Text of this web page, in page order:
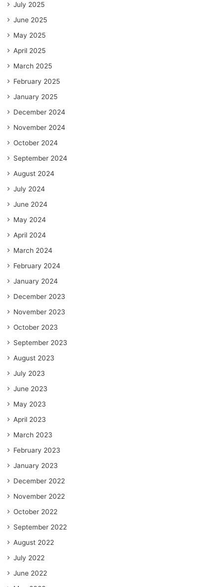
July 2025
June 2025
May 2025
April 2025
March 2025
February 2025
January 2025
December 2024
November 2024
October 2024
September 2024
August 2024
July 2024
June 2024
May 2024
April 2024
March 2024
February 2024
January 2024
December 2023
November 2023
October 2023
September 2023
August 2023
July 2023
June 2023
May 2023
April 2023
March 2023
February 2023
January 2023
December 2022
November 2022
October 2022
September 2022
August 2022
July 2022
June 2022